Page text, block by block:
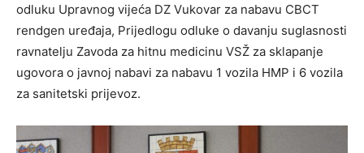
odluku Upravnog vijeća DZ Vukovar za nabavu CBCT
rendgen uređaja, Prijedlogu odluke o davanju suglasnosti
ravnatelju Zavoda za hitnu medicinu VSŽ za sklapanje
ugovora o javnoj nabavi za nabavu 1 vozila HMP i 6 vozila
za sanitetski prijevoz.